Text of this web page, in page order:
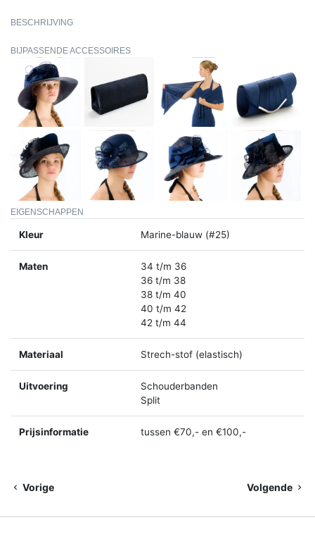
BESCHRIJVING
BIJPASSENDE ACCESSOIRES
EIGENSCHAPPEN
Kleur Marine-blauw (#25)
Maten
34 t/m 36
36 t/m 38
38 t/m 40
40 t/m 42
42 t/m 44
Materiaal Strech-stof (elastisch)
Uitvoering
Schouderbanden
Split
Prijsinformatie tussen €70,- en €100,-
Vorige Volgende